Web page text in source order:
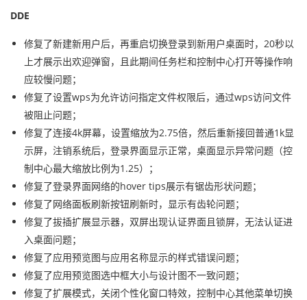
DDE
修复了新建新用户后，再重启切换登录到新用户桌面时，20秒以
上才展示出欢迎弹窗，且此期间任务栏和控制中心打开等操作响
应较慢问题；
修复了设置wps为允许访问指定文件权限后，通过wps访问文件
被阻止问题；
修复了连接4k屏幕，设置缩放为2.75倍，然后重新接回普通1k显
示屏，注销系统后，登录界面显示正常，桌面显示异常问题（控
制中心最大缩放比例为1.25）；
修复了登录界面网络的hover tips展示有锯齿形状问题；
修复了网络面板刷新按钮刷新时，显示有齿轮问题；
修复了拔插扩展显示器，双屏出现认证界面且锁屏，无法认证进
入桌面问题；
修复了应用预览图与应用名称显示的样式错误问题；
修复了应用预览图选中框大小与设计图不一致问题；
修复了扩展模式，关闭个性化窗口特效，控制中心其他菜单切换